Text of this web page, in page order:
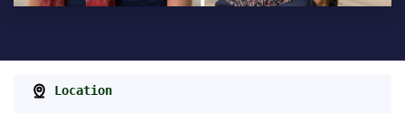
Location